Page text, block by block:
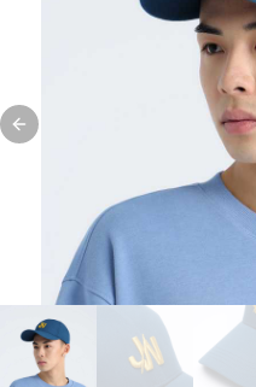
Previous slide